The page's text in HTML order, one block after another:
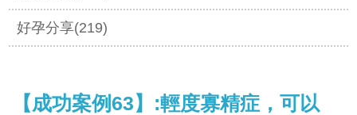
好孕分享(219)
【成功案例63】:輕度寡精症，可以